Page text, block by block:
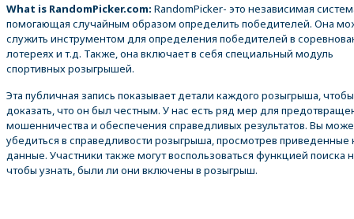
What is RandomPicker.com: RandomPicker- это независимая
помогающая случайным образом определить победителей. Она
служить инструментом для определения победителей в
лотереях и т.д. Также, она включает в себя специальный модуль
спортивных розыгрышей.
Эта публичная запись показывает детали каждого розыгрыша, чтобы
доказать, что он был честным. У нас есть ряд мер для
мошенничества и обеспечения справедливых результатов. Вы
убедиться в справедливости розыгрыша, просмотрев приведенные
данные. Участники также могут воспользоваться функцией поиска
чтобы узнать, были ли они включены в розыгрыш.